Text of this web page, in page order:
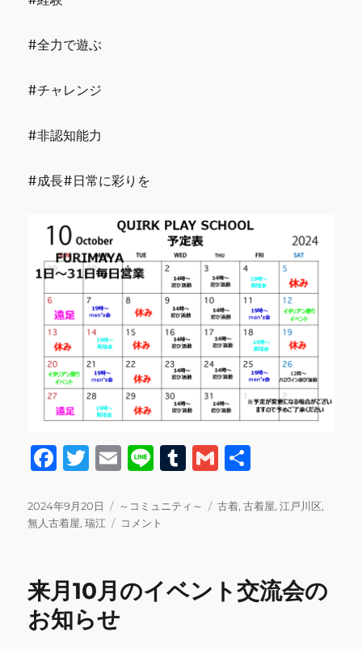
#全力で遊ぶ
#チャレンジ
#非認知能力
#成長#日常に彩りを
F
c
e
o
o
k
T
it
te
E
ai
l
Li
e
T
m
G
ai
投
稿
2024年9月20日
カ
テ
～コミュニティ～
タ
古着,古着屋,江戸川区,
無人古着屋,瑞江
10
ジ
コメント
来月10月のイベント交流会の
お知らせ